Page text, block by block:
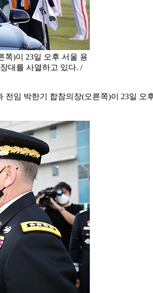
쪽)이 23일 오후 서울 용
대를 사열하고 있다. /
임 박한기 합참의장(오른쪽)이 23일